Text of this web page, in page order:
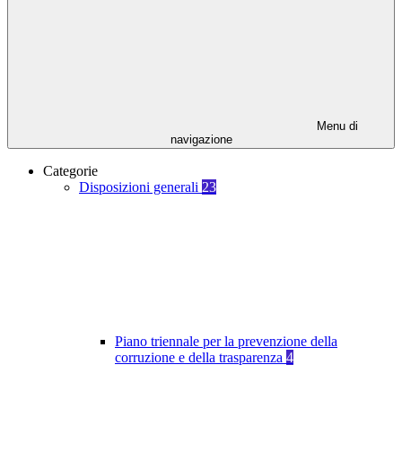
Menu di
navigazione
Categorie
Disposizioni generali 23
Piano triennale per la prevenzione della
corruzione e della trasparenza 4